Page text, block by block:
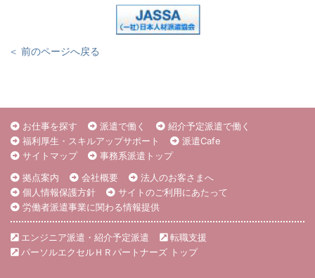
＜ 前のページへ戻る
お仕事を探す 派遣で働く
紹介予定派遣で働く
福利厚生・スキルアップサポート
派遣Cafe
サイトマップ
事務系派遣トップ
拠点案内
会社概要
法人のお客さまへ
個人情報保護方針
サイトのご利用にあたって
労働者派遣事業に関わる情報提供
エンジニア派遣・紹介予定派遣
転職支援
パーソルエクセルＨＲパートナーズ トップ